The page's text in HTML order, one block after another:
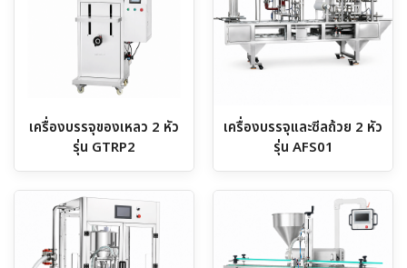
เครื่องบรรจุของเหลว 2 หัว
รุ่น GTRP2
เครื่องบรรจุและซีลถ้วย 2 หัว
รุ่น AFS01